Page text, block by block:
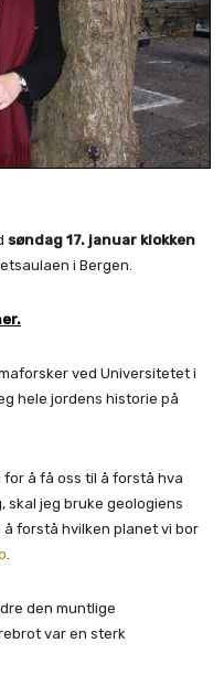
søndag 17. januar klokken
i Bergen.
ved Universitetet i
hele jordens historie på
å få oss til å forstå hva
skal jeg bruke geologiens
forstå hvilken planet vi bor
.
den muntlige
var en sterk